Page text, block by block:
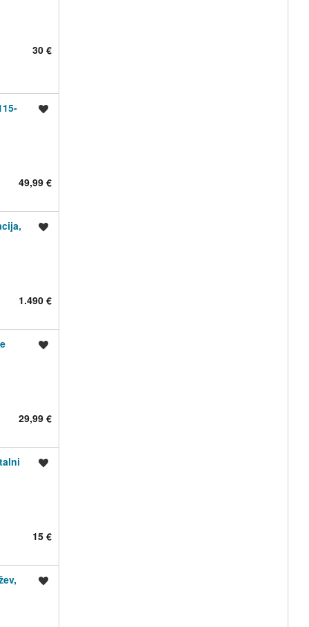
30 €
49,99 €
1.490 €
29,99 €
15 €